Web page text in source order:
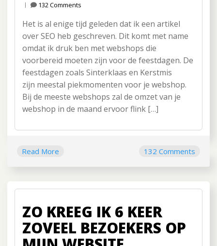
132 Comments
Het is al enige tijd geleden dat ik een artikel
over SEO heb geschreven. Dit komt met name
omdat ik druk ben met webshops die
voorbereid moeten zijn voor de feestdagen. De
feestdagen zoals Sinterklaas en Kerstmis
zijn meestal piekmomenten voor je webshop.
Bij de meeste webshops zal de omzet van je
webshop in de maand ervoor flink […]
Read More 132 Comments
ZO KREEG IK 6 KEER
ZOVEEL BEZOEKERS OP